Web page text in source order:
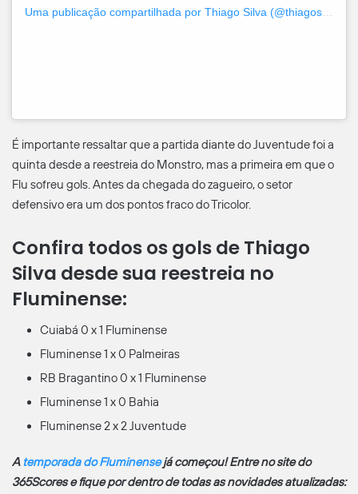
É importante ressaltar que a partida diante do Juventude foi a
quinta desde a reestreia do Monstro, mas a primeira em que o
Flu sofreu gols. Antes da chegada do zagueiro, o setor
defensivo era um dos pontos fraco do Tricolor.
Confira todos os gols de Thiago
Silva desde sua reestreia no
Fluminense:
Cuiabá 0 x 1 Fluminense
Fluminense 1 x 0 Palmeiras
RB Bragantino 0 x 1 Fluminense
Fluminense 1 x 0 Bahia
Fluminense 2 x 2 Juventude
A temporada do Fluminensejá começou! Entre no site do
365Scores e fique por dentro de todas as novidades atualizadas: